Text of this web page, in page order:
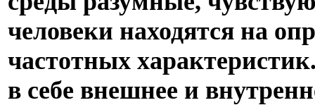
человеки находятся на
частотных
в себе внешнее и